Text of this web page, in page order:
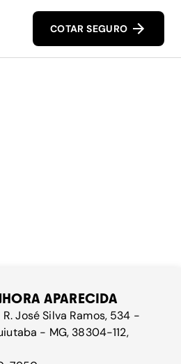
COTAR SEGURO
APARECIDA
José Silva Ramos, 534 -
- MG, 38304-112,